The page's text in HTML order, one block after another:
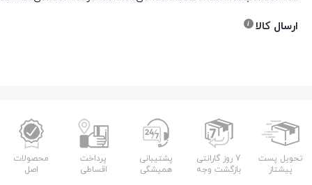
ارسال کالا
تحویل پست
پیشتاز
7 روز گارانتی
بازگشت وجه
پشتیبانی
همیشگی
پرداخت
اقساطی
محصولات
اصل